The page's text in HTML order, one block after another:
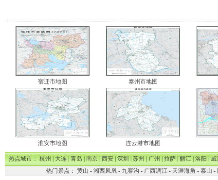
宿迁市地图 泰州市地图
淮安市地图 连云港市地图
热点城市：杭州|大连|青岛|南京|西安|深圳|苏州|广州|拉萨|丽江|洛阳|威
热门景点： 黄山 - 湘西凤凰- 九寨沟 - 广西漓江- 天涯海角 - 泰山 -